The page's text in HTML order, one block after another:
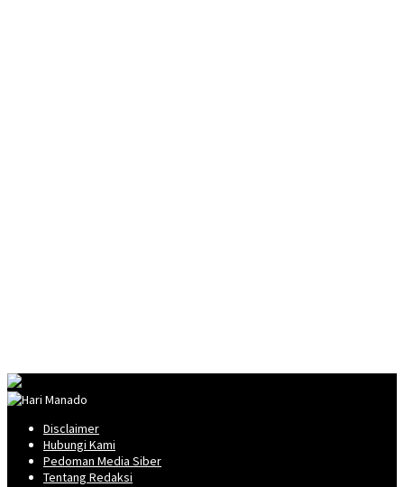
Disclaimer
Hubungi Kami
Pedoman Media Siber
Tentang Redaksi